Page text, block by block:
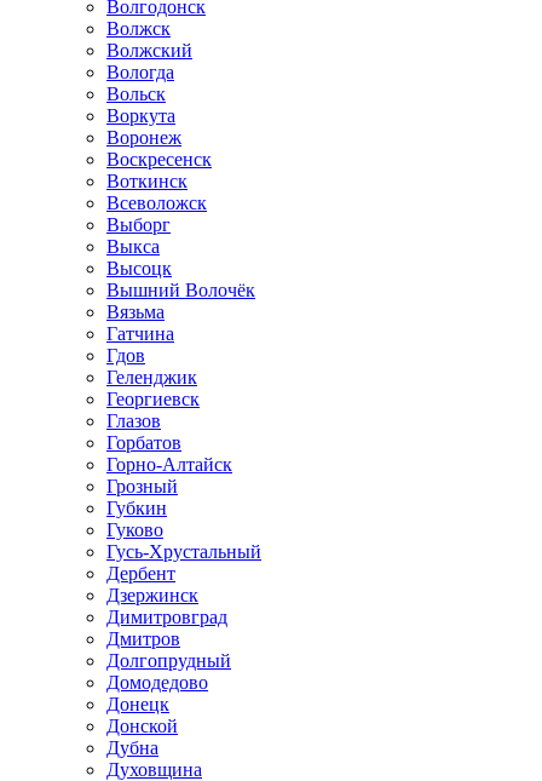
Волгодонск
Волжск
Волжский
Вологда
Вольск
Воркута
Воронеж
Воскресенск
Воткинск
Всеволожск
Выборг
Выкса
Высоцк
Вышний Волочёк
Вязьма
Гатчина
Гдов
Геленджик
Георгиевск
Глазов
Горбатов
Горно-Алтайск
Грозный
Губкин
Гуково
Гусь-Хрустальный
Дербент
Дзержинск
Димитровград
Дмитров
Долгопрудный
Домодедово
Донецк
Донской
Дубна
Духовщина